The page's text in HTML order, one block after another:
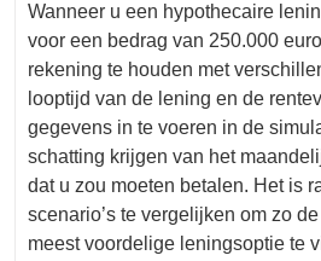
Wanneer u een hypothecaire
voor een bedrag van 250.000
rekening te houden met
looptijd van de lening en de
gegevens in te voeren in de
schatting krijgen van het
dat u zou moeten betalen. Het is
scenario’s te vergelijken om zo
meest voordelige leningsoptie te